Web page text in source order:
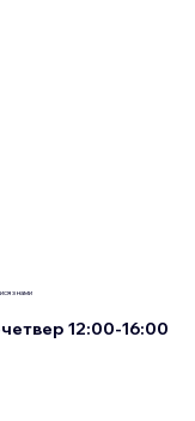
з нами
12:00-16:00